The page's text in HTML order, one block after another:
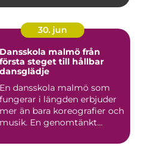
30. jun
Dansskola malmö från
första steget till hållbar
dansglädje
En dansskola malmö som
fungerar i längden erbjuder
mer än bara koreografier och
musik. En genomtänkt...